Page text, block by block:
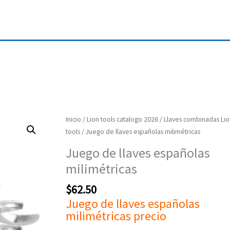
Inicio /Lion tools catalogo 2026/Llaves combinadas
tools/ Juego de llaves españolas milimétricas
Juego de llaves españolas
milimétricas
$62.50
Juego de llaves españolas
milimétricas precio
Juego
de
españolas
milimétricas